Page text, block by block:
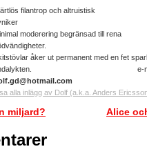
filantrop och altruistisk
moderering begränsad till rena
åker ut permanent med en fet
e-
alla inlägg av Dolf (a.k.a. Anders
miljard? Alice